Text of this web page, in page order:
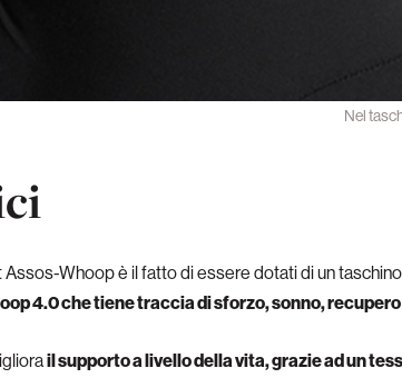
Nel
Whoop è il fatto di essere dotati di un
4.0 che tiene traccia di sforzo, sonno,
il supporto a livello della vita, grazie ad un